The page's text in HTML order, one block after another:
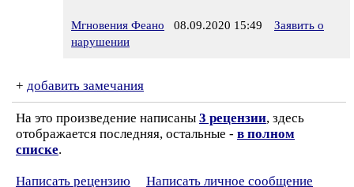
Мгновения Феано 08.09.2020 15:49
Заявить о
нарушении
+ добавить замечания
На это произведение написаны 3 рецензии, здесь
отображается последняя, остальные - в полном
списке.
Написать рецензию Написать личное сообщение